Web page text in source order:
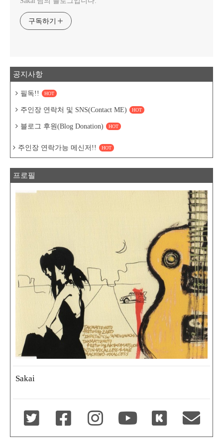
구독하기
공지사항
필독!! HOT
주인장 연락처 및 SNS(Contact ME) HOT
블로그 후원(Blog Donation) HOT
주인장 연락가능 메신저!! HOT
프로필
Sakai